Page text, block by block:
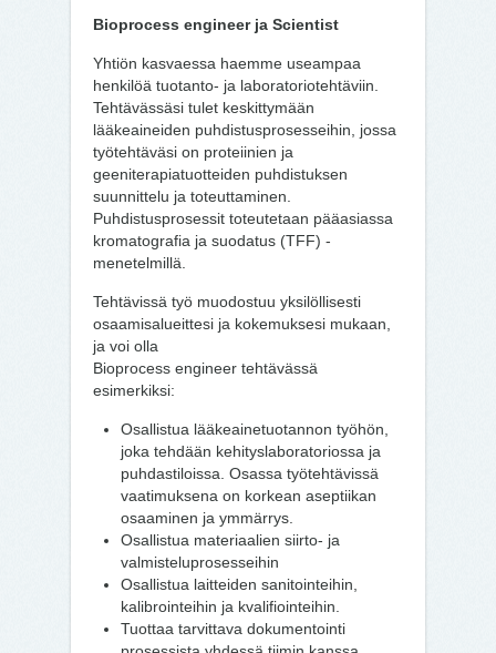
Bioprocess engineer ja Scientist
Yhtiön kasvaessa haemme useampaa
henkilöä tuotanto- ja laboratoriotehtäviin.
Tehtävässäsi tulet keskittymään
lääkeaineiden puhdistusprosesseihin, jossa
työtehtäväsi on proteiinien ja
geeniterapiatuotteiden puhdistuksen
suunnittelu ja toteuttaminen.
Puhdistusprosessit toteutetaan pääasiassa
kromatografia ja suodatus (TFF) -
menetelmillä.
Tehtävissä työ muodostuu yksilöllisesti
osaamisalueittesi ja kokemuksesi mukaan,
ja voi olla
Bioprocess engineer tehtävässä
esimerkiksi:
Osallistua lääkeainetuotannon työhön,
joka tehdään kehityslaboratoriossa ja
puhdastiloissa. Osassa työtehtävissä
vaatimuksena on korkean aseptiikan
osaaminen ja ymmärrys.
Osallistua materiaalien siirto- ja
valmisteluprosesseihin
Osallistua laitteiden sanitointeihin,
kalibrointeihin ja kvalifiointeihin.
Tuottaa tarvittava dokumentointi